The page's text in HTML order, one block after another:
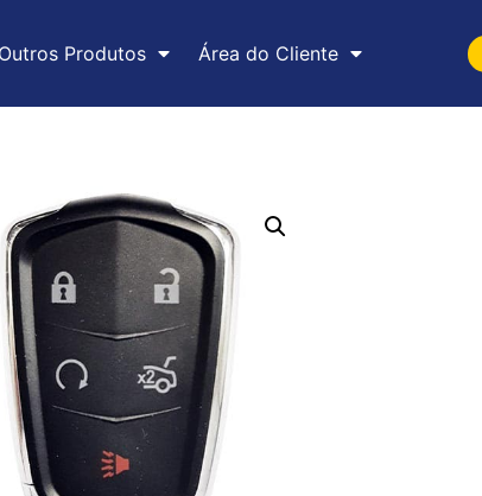
Outros Produtos Área do Cliente